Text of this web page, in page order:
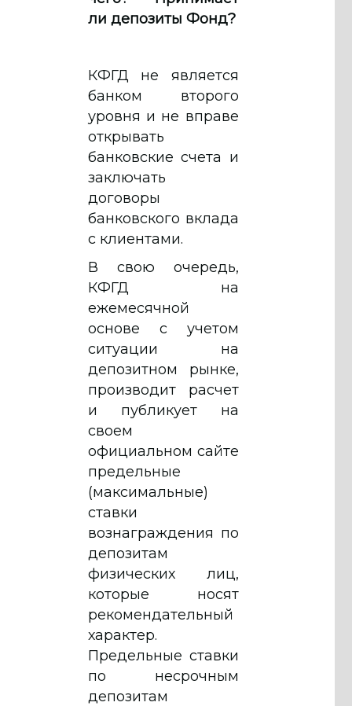
ли депозиты Фонд?
КФГД не является
банком второго
уровня и не вправе
открывать
банковские счета и
заключать
договоры
банковского вклада
с клиентами.
В свою очередь,
КФГД на
ежемесячной
основе с учетом
ситуации на
депозитном рынке,
производит расчет
и публикует на
своем
официальном сайте
предельные
(максимальные)
ставки
вознаграждения по
депозитам
физических лиц,
которые носят
рекомендательный
характер.
Предельные ставки
по несрочным
депозитам